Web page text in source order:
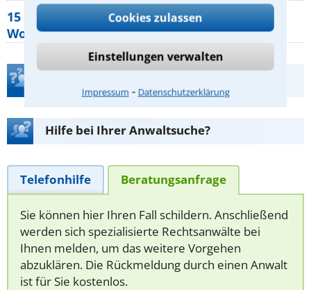
Cookies zulassen
Einstellungen verwalten
Impressum ⁃ Datenschutzerklärung
15 elementare Rechte, die jeder
Wohnungseigentümer kennen sollte
Hilfe bei Ihrer Anwaltsuche?
Telefonhilfe Beratungsanfrage
Sie können hier Ihren Fall schildern. Anschließend
werden sich spezialisierte Rechtsanwälte bei
Ihnen melden, um das weitere Vorgehen
abzuklären. Die Rückmeldung durch einen Anwalt
ist für Sie kostenlos.